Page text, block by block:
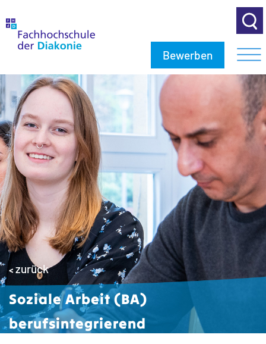
Bewerben
< zurück
Soziale Arbeit (BA)
berufsintegrierend